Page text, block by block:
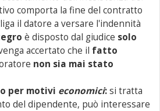
comporta la fine del contratto
il datore a versare l'indennità
è disposto dal giudice solo
accertato che il fatto
non sia mai stato
per motivi economici:si tratta
del dipendente, può interessare